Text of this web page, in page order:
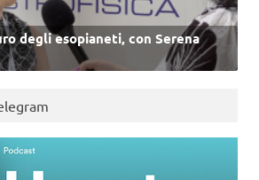
degli esopianeti, con Serena